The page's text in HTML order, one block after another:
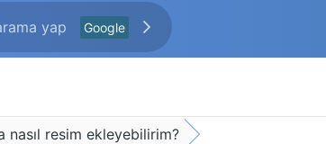
Google
nasıl resim ekleyebilirim?